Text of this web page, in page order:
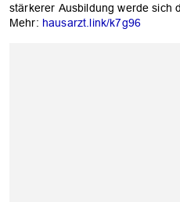
stärkerer Ausbildung werde sich
Mehr: hausarzt.link/k7g96